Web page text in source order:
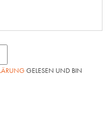
GELESEN UND BIN